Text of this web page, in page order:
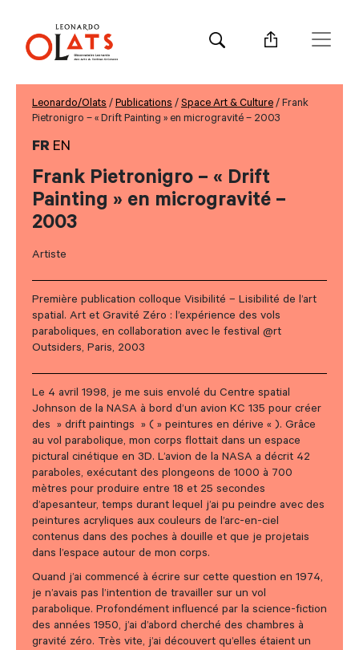
Leonardo/Olats / Publications / Space Art & Culture / Frank
Pietronigro – « Drift Painting » en microgravité – 2003
FR EN
Frank Pietronigro – « Drift
Painting » en microgravité –
2003
Artiste
Première publication colloque Visibilité – Lisibilité de l’art
spatial. Art et Gravité Zéro : l’expérience des vols
paraboliques, en collaboration avec le festival @rt
Outsiders, Paris, 2003
Le 4 avril 1998, je me suis envolé du Centre spatial
Johnson de la NASA à bord d’un avion KC 135 pour créer
des » drift paintings » ( » peintures en dérive « ). Grâce
au vol parabolique, mon corps flottait dans un espace
pictural cinétique en 3D. L’avion de la NASA a décrit 42
paraboles, exécutant des plongeons de 1000 à 700
mètres pour produire entre 18 et 25 secondes
d’apesanteur, temps durant lequel j’ai pu peindre avec des
peintures acryliques aux couleurs de l’arc-en-ciel
contenus dans des poches à douille et que je projetais
dans l’espace autour de mon corps.
Quand j’ai commencé à écrire sur cette question en 1974,
je n’avais pas l’intention de travailler sur un vol
parabolique. Profondément influencé par la science-fiction
des années 1950, j’ai d’abord cherché des chambres à
gravité zéro. Très vite, j’ai découvert qu’elles étaient un